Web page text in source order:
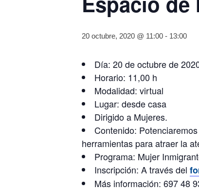
20 octubre, 2020 @ 11:00 - 13:00
Día: 20 de octubre de
Horario: 11,00 h
Modalidad: virtual
Lugar: desde casa
Dirigido a Mujeres.
Contenido:
herramientas para atraer la
Programa: Mujer
Inscripción: A través del
Más información: 697 48